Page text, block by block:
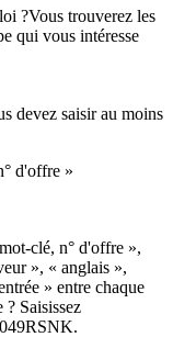
?Vous trouverez les
qui vous intéresse
devez saisir au moins
d'offre »
clé, n° d'offre »,
», « anglais »,
» entre chaque
Saisissez